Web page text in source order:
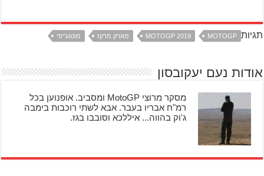
תגיות MOTOGP
MOTOGP 2019 מארק מרקז מוטוג'יפי
אודות נעם יעקובסון
מסקר מרוצי MotoGP ומסביב. אופנוען בכל
רמ"ח אבריו בעבר. אבא לשתי רוכבות בימבה
ג'וק בהווה... איללכא וסובבו בגז.